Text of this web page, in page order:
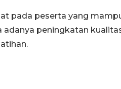
pada peserta yang
peningkatan